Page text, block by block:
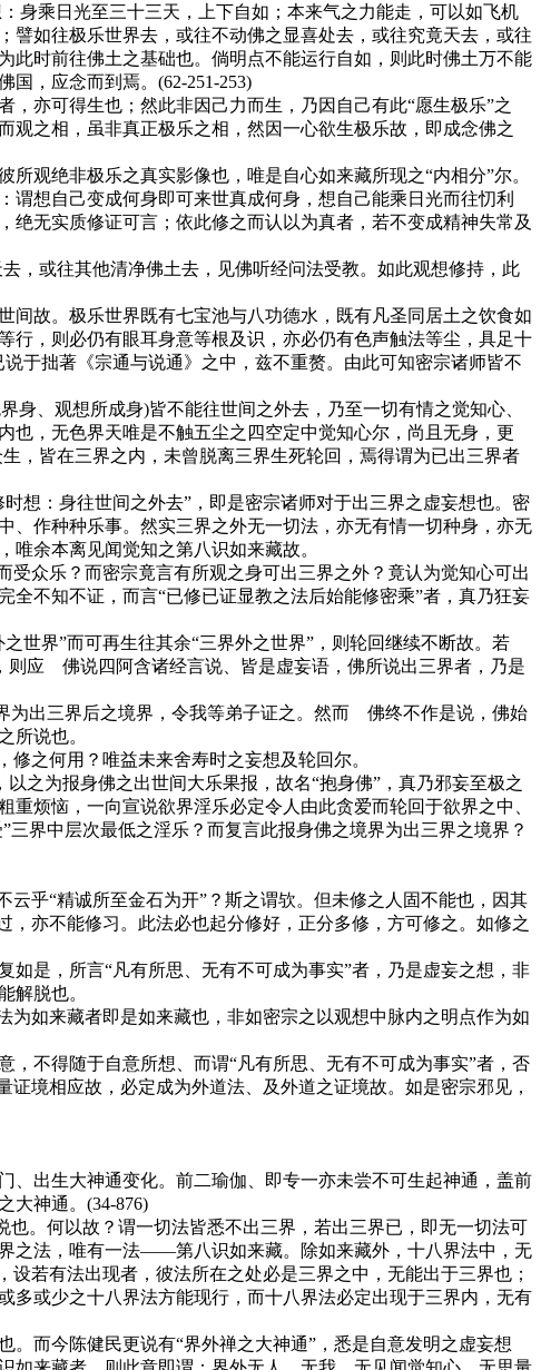
身乘日光至三十三天，上下自如；本来气之力能走，可以如飞机
如往极乐世界去，或往不动佛之显喜处去，或往究竟天去，或往
此时前往佛土之基础也。倘明点不能运行自如，则此时佛土万不能
，应念而到焉。(62-251-253)
亦可得生也；然此非因己力而生，乃因自己有此“愿生极乐”之
之相，虽非真正极乐之相，然因一心欲生极乐故，即成念佛之
观绝非极乐之真实影像也，唯是自心如来藏所现之“内相分”尔。
想自己变成何身即可来世真成何身，想自己能乘日光而往忉利
无实质修证可言；依此修之而认以为真者，若不变成精神失常及
或往其他清净佛土去，见佛听经问法受教。如此观想修持，此
故。极乐世界既有七宝池与八功德水，既有凡圣同居土之饮食如
行，则必仍有眼耳身意等根及识，亦必仍有色声触法等尘，具足十
于拙著《宗通与说通》之中，兹不重赘。由此可知密宗诸师皆不
、观想所成身)皆不能往世间之外去，乃至一切有情之觉知心、
也，无色界天唯是不触五尘之四空定中觉知心尔，尚且无身，更
，皆在三界之内，未曾脱离三界生死轮回，焉得谓为已出三界者
：身往世间之外去”，即是密宗诸师对于出三界之虚妄想也。密
、作种种乐事。然实三界之外无一切法，亦无有情一切种身，亦无
余本离见闻觉知之第八识如来藏故。
众乐？而密宗竟言有所观之身可出三界之外？竟认为觉知心可出
不知不证，而言“已修已证显教之法后始能修密乘”者，真乃狂妄
界”而可再生往其余“三界外之世界”，则轮回继续不断故。若
则应 佛说四阿含诸经言说、皆是虚妄语，佛所说出三界者，乃是
出三界后之境界，令我等弟子证之。然而 佛终不作是说，佛始
所说也。
之何用？唯益未来舍寿时之妄想及轮回尔。
为报身佛之出世间大乐果报，故名“抱身佛”，真乃邪妄至极之
烦恼，一向宣说欲界淫乐必定令人由此贪爱而轮回于欲界之中、
界中层次最低之淫乐？而复言此报身佛之境界为出三界之境界？
乎“精诚所至金石为开”？斯之谓欤。但未修之人固不能也，因其
亦不能修习。此法必也起分修好，正分多修，方可修之。如修之
是，所言“凡有所思、无有不可成为事实”者，乃是虚妄之想，非
解脱也。
如来藏者即是如来藏也，非如密宗之以观想中脉内之明点作为如
不得随于自意所想、而谓“凡有所思、无有不可成为事实”者，否
境相应故，必定成为外道法、及外道之证境故。如是密宗邪见，
出生大神通变化。前二瑜伽、即专一亦未尝不可生起神通，盖前
大神通。(34-876)
。何以故？谓一切法皆悉不出三界，若出三界已，即无一切法可
之法，唯有一法——第八识如来藏。除如来藏外，十八界法中，无
若有法出现者，彼法所在之处必是三界之中，无能出于三界也；
多或少之十八界法方能现行，而十八界法必定出现于三界内，无有
而今陈健民更说有“界外禅之大神通”，悉是自意发明之虚妄想